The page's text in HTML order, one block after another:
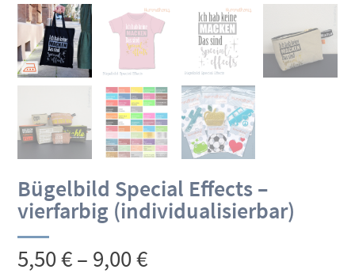
Bügelbild Special Effects –
vierfarbig (individualisierbar)
5,50€– 9,00€Preisspanne: